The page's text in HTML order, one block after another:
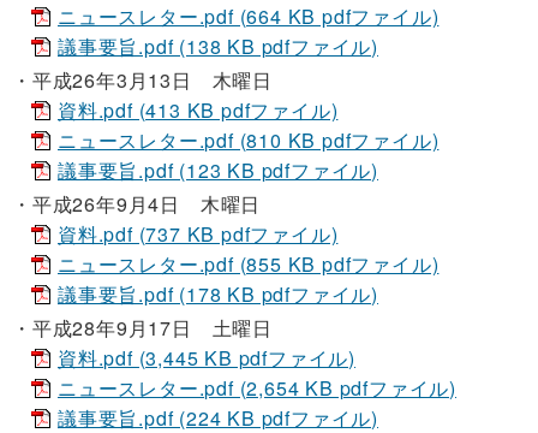
ニュースレター.pdf (664 KB pdfファイル)
議事要旨.pdf (138 KB pdfファイル)
平成26年3月13日 木曜日
資料.pdf (413 KB pdfファイル)
ニュースレター.pdf (810 KB pdfファイル)
議事要旨.pdf (123 KB pdfファイル)
平成26年9月4日 木曜日
資料.pdf (737 KB pdfファイル)
ニュースレター.pdf (855 KB pdfファイル)
議事要旨.pdf (178 KB pdfファイル)
平成28年9月17日 土曜日
資料.pdf (3,445 KB pdfファイル)
ニュースレター.pdf (2,654 KB pdfファイル)
議事要旨.pdf (224 KB pdfファイル)